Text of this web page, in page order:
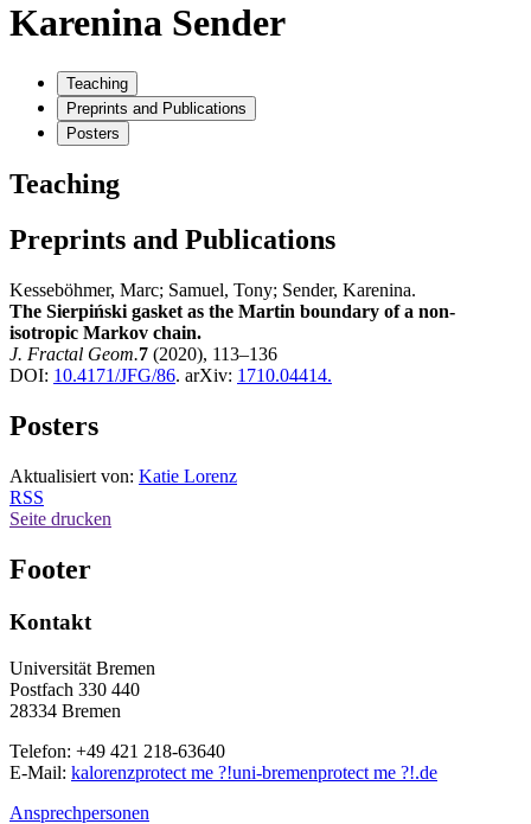
Karenina Sender
Teaching
Preprints and Publications
Posters
Teaching
Preprints and Publications
Kesseböhmer, Marc; Samuel, Tony; Sender, Karenina.
The Sierpiński gasket as the Martin boundary of a non-
isotropic Markov chain.
J. Fractal Geom.7 (2020), 113–136
DOI: 10.4171/JFG/86. arXiv: 1710.04414.
Posters
Aktualisiert von: Katie Lorenz
RSS
Seite drucken
Footer
Kontakt
Universität Bremen
Postfach 330 440
28334 Bremen
Telefon: +49 421 218-63640
E-Mail: kalorenzprotect me ?!uni-bremenprotect me ?!.de
Ansprechpersonen